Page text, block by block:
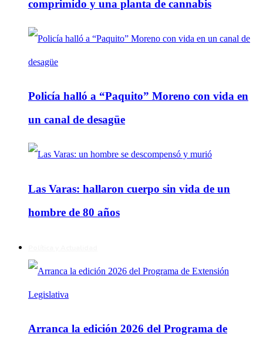
comprimido y una planta de cannabis
Policía halló a “Paquito” Moreno con vida en
un canal de desagüe
Las Varas: hallaron cuerpo sin vida de un
hombre de 80 años
Arranca la edición 2026 del Programa de